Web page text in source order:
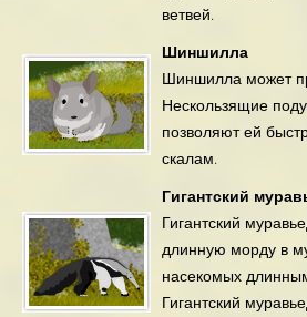
ветвей.
Шиншилла
Шиншилла может
Нескользящие
позволяют ей
скалам.
Гигантский
Гигантский
длинную морду в
насекомых
Гигантский